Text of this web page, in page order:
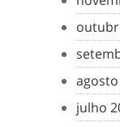
agosto
julho